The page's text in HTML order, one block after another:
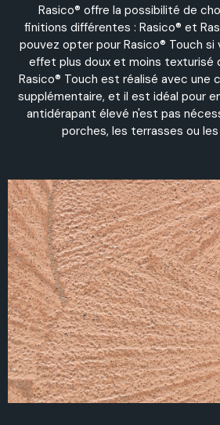
Rasico® offre la possibilité de
finitions différentes : Rasico® et
pouvez opter pour Rasico® Touch si
effet plus doux et moins texturisé
Rasico® Touch est réalisé avec une
supplémentaire, et il est idéal pour
antidérapant élevé n'est pas
porches, les terrasses ou